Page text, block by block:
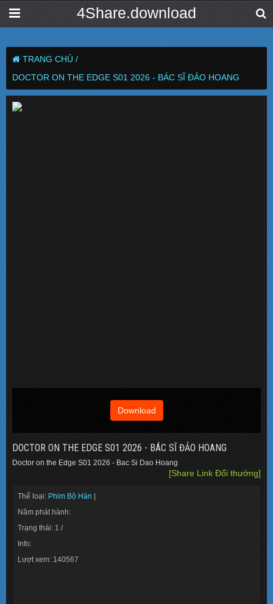
4Share.download
TRANG CHỦ /
DOCTOR ON THE EDGE S01 2026 - BÁC SĨ ĐẢO HOANG
Download
DOCTOR ON THE EDGE S01 2026 - BÁC SĨ ĐẢO HOANG
Doctor on the Edge S01 2026 - Bac Si Dao Hoang
[Share Link Đổi thưởng]
Thể loại: Phim Bộ Hàn
Năm phát hành:
Trạng thái: 1 /
Info:
Lượt xem: 140567